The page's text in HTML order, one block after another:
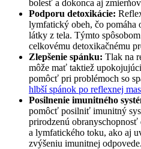
bolesť a dokonca aj
Podporu detoxikácie:
lymfatický obeh, čo pomáha
látky z tela. Týmto
celkovému detoxikačnému
Zlepšenie spánku: Tlak na
môže mať taktiež
pomôcť pri problémoch so
hlbší spánok po reflexnej
Posilnenie imunitného
pomôcť posilniť imunitný
prirodzenú
a lymfatického toku, ako aj
zvýšeniu imunitnej odpovede.